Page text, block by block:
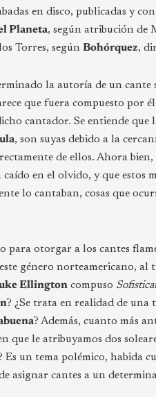
en disco, publicadas y
Planeta, según atribución de
Torres, según Bohórquez,
la autoría de un cante
que fuera compuesto por
cantador. Se entiende
, son suyas debido a la
de ellos. Ahora
en el olvido, y que estos
lo cantaban, cosas que
para otorgar a los cantes
género norteamericano, al
Ellington compuso
? ¿Se trata en realidad de
? Además, cuanto más
que le atribuyamos dos
un tema polémico, habida
asignar cantes a un